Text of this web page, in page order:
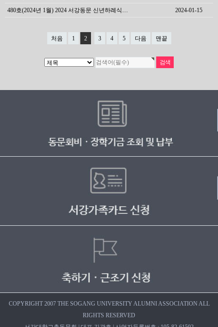
480호(2024년 1월) 2024 서강동문 신년하례식… 2024-01-15
처음 1 2 3 4 5 다음 맨끝
COPYRIGHT 2007 THE SOGANG UNIVERSITY ALUMNI ASSOCIATION ALL
RIGHTS RESERVED